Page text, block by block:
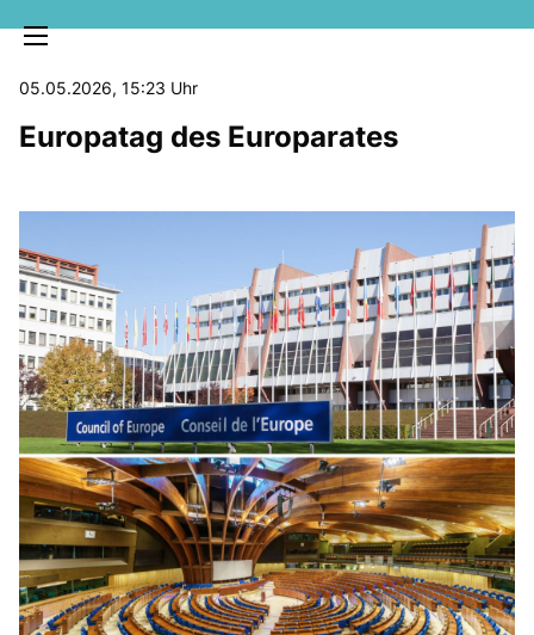
MELDUNGEN
SOZIALE MEDIEN
KLARTEXT
05.05.2026, 15:23 Uhr
Europatag des Europarates